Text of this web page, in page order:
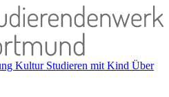
Kultur Studieren mit Kind Über